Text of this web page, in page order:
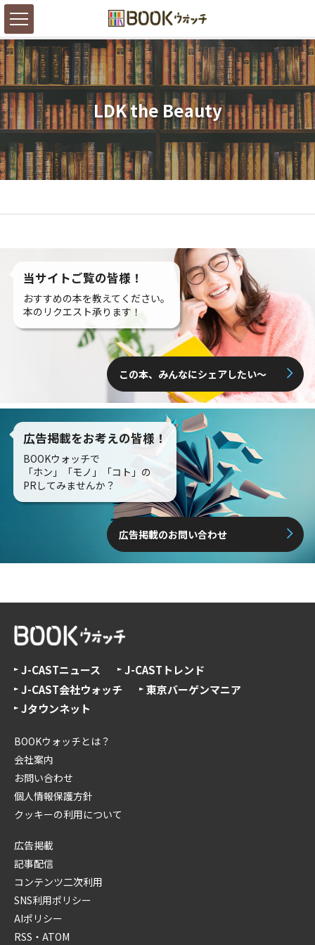
LDK the Beauty
当サイトご覧の皆様！
おすすめの本を教えてください。
本のリクエスト承ります！
この本、みんなにシェアしたい〜
広告掲載をお考えの皆様！
BOOKウォッチで
「ホン」「モノ」「コト」の
PRしてみませんか？
広告掲載のお問い合わせ
J-CASTニュース
J-CASTトレンド
J-CAST会社ウォッチ
東京バーゲンマニア
Jタウンネット
BOOKウォッチとは？
会社案内
お問い合わせ
個人情報保護方針
クッキーの利用について
広告掲載
記事配信
コンテンツ二次利用
SNS利用ポリシー
AIポリシー
RSS・ATOM